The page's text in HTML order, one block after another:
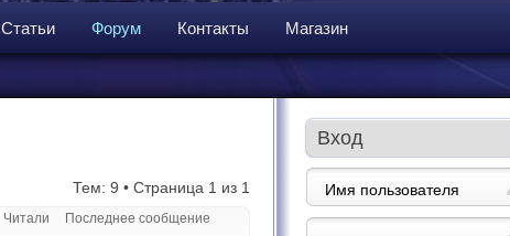
Статьи Форум Контакты Магазин
Тем: 9 • Страница 1 из 1
Читали Последнее сообщение
Вход